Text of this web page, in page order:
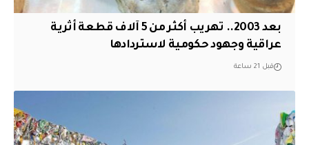
بعد 2003.. تهريب أكثر من 5 آلاف قطعة أثرية
عراقية وجهود حكومية لاستردادها
قبل 21 ساعة